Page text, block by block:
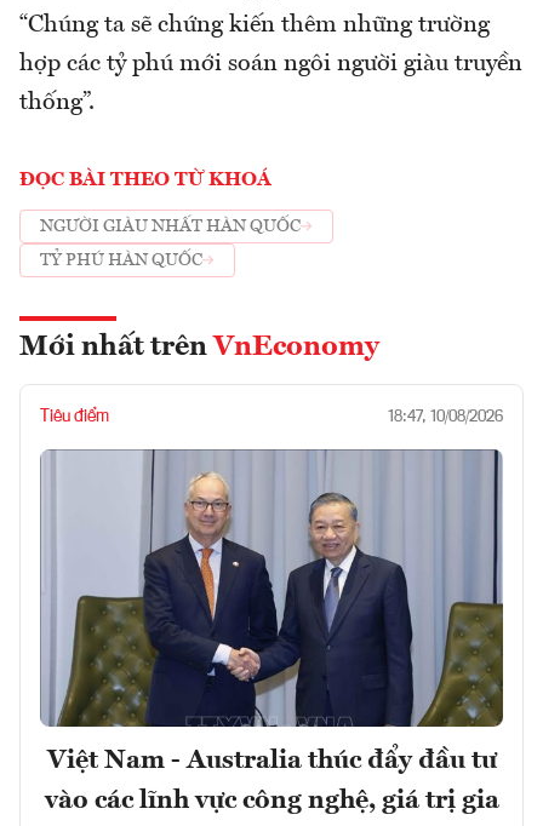
“Chúng ta sẽ chứng kiến thêm những trường
hợp các tỷ phú mới soán ngôi người giàu truyền
thống”.
ĐỌC BÀI THEO TỪ KHOÁ
NGƯỜI GIÀU NHẤT HÀN QUỐC
TỶ PHÚ HÀN QUỐC
Mới nhất trên VnEconomy
Tiêu điểm 18:47, 10/08/2026
Việt Nam - Australia thúc đẩy đầu tư
vào các lĩnh vực công nghệ, giá trị gia